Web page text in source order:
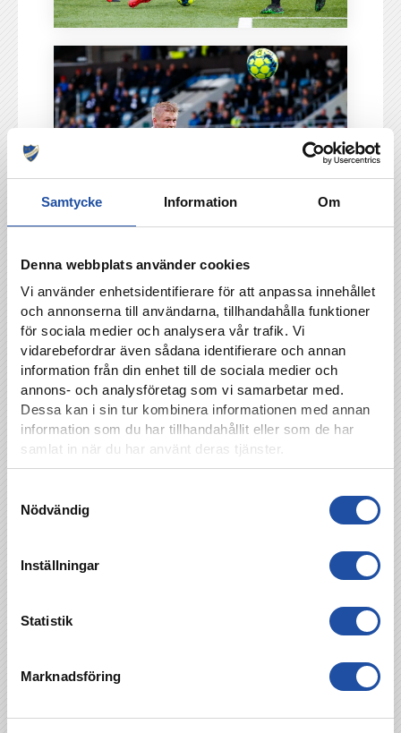
Samtycke Information Om
Denna webbplats använder cookies
Vi använder enhetsidentifierare för att anpassa innehållet
och annonserna till användarna, tillhandahålla funktioner
för sociala medier och analysera vår trafik. Vi
vidarebefordrar även sådana identifierare och annan
information från din enhet till de sociala medier och
annons- och analysföretag som vi samarbetar med.
Dessa kan i sin tur kombinera informationen med annan
information som du har tillhandahållit eller som de har
samlat in när du har använt deras tjänster.
Nödvändig
Inställningar
Statistik
Marknadsföring